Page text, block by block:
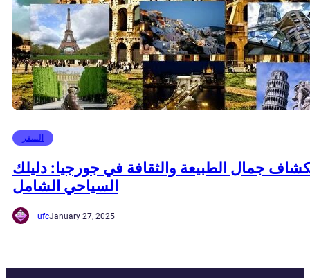
السفر
جمال الطبيعة والثقافة في جورجيا: دليلك
السياحي الشامل
ufcJanuary 27, 2025